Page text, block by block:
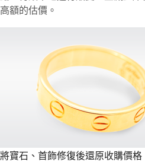
高額的估價。
將寶石、首飾修復後還原收購價格